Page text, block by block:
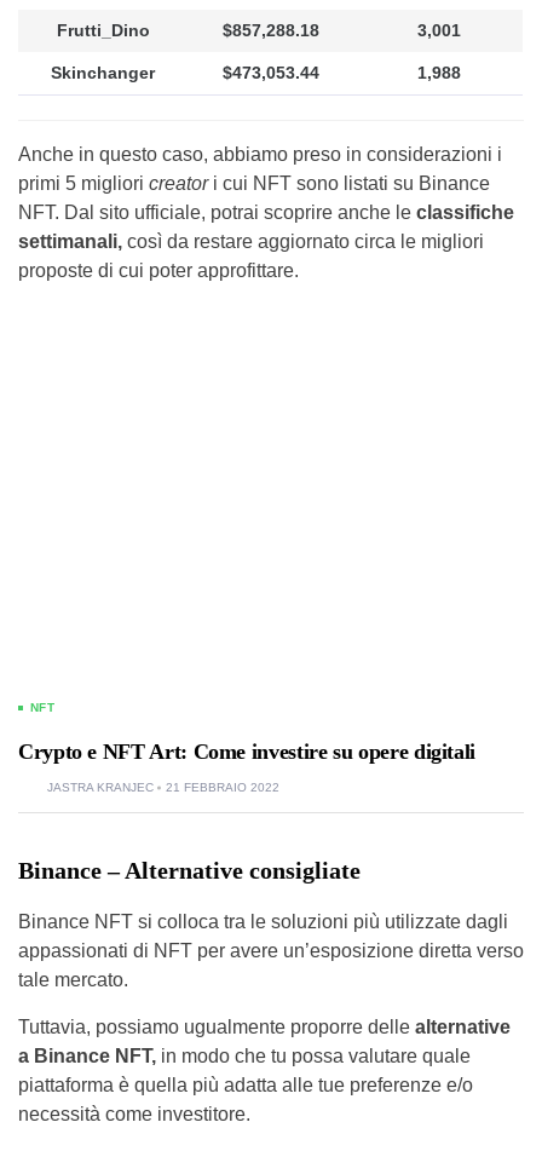
Frutti_Dino $857,288.18 3,001
Skinchanger $473,053.44 1,988
Anche in questo caso, abbiamo preso in considerazioni i
primi 5 migliori creatori cui NFT sono listati su Binance
NFT. Dal sito ufficiale, potrai scoprire anche le classifiche
settimanali, così da restare aggiornato circa le migliori
proposte di cui poter approfittare.
NFT
Crypto e NFT Art: Come investire su opere digitali
JASTRA KRANJEC 21 FEBBRAIO 2022
Binance – Alternative consigliate
Binance NFT si colloca tra le soluzioni più utilizzate dagli
appassionati di NFT per avere un’esposizione diretta verso
tale mercato.
Tuttavia, possiamo ugualmente proporre delle alternative
a Binance NFT, in modo che tu possa valutare quale
piattaforma è quella più adatta alle tue preferenze e/o
necessità come investitore.